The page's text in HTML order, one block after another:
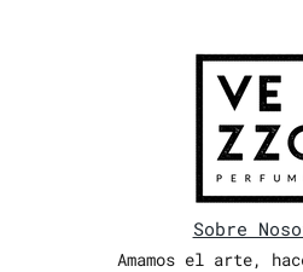
Sobre
Amamos el arte,